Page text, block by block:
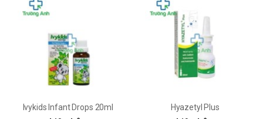
Ivykids Infant Drops 20ml Hyazetyl Plus